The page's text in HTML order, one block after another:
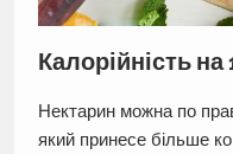
Калорійність на
Нектарин можна по
який принесе більше